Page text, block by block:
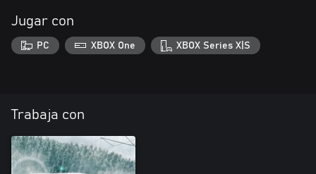
Jugar con
PC XBOX One XBOX Series X|S
Trabaja con